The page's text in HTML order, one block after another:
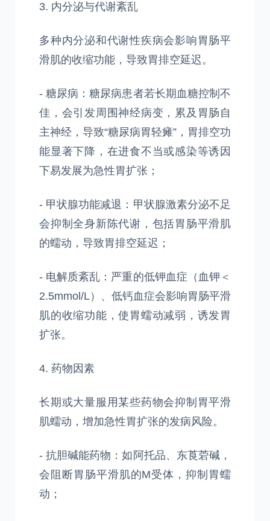
3. 内分泌与代谢紊乱
多种内分泌和代谢性疾病会影响胃肠平
滑肌的收缩功能，导致胃排空延迟。
- 糖尿病：糖尿病患者若长期血糖控制不
佳，会引发周围神经病变，累及胃肠自
主神经，导致“糖尿病胃轻瘫”，胃排空功
能显著下降，在进食不当或感染等诱因
下易发展为急性胃扩张；
- 甲状腺功能减退：甲状腺激素分泌不足
会抑制全身新陈代谢，包括胃肠平滑肌
的蠕动，导致胃排空延迟；
- 电解质紊乱：严重的低钾血症（血钾＜
2.5mmol/L）、低钙血症会影响胃肠平滑
肌的收缩功能，使胃蠕动减弱，诱发胃
扩张。
4. 药物因素
长期或大量服用某些药物会抑制胃平滑
肌蠕动，增加急性胃扩张的发病风险。
- 抗胆碱能药物：如阿托品、东莨菪碱，
会阻断胃肠平滑肌的M受体，抑制胃蠕
动；